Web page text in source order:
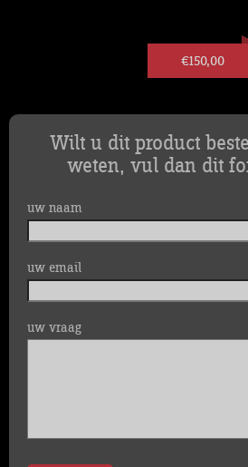
€150,00
Wilt u dit product
weten, vul dan dit
uw naam
uw email
uw vraag